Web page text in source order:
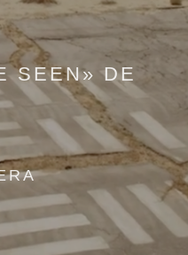
SEEN» DE